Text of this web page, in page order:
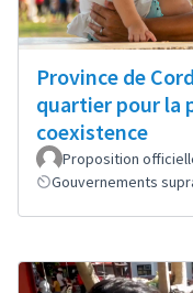
Province de
quartier pour la
coexistence
Proposition
Gouvernements